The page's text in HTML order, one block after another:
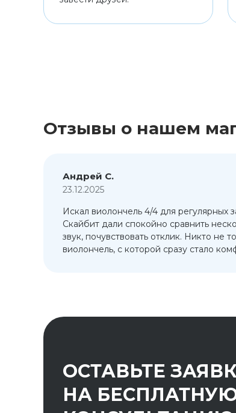
Отзывы о нашем
Андрей С.
23.12.2025
Искал виолончель 4/4 для регулярных
Скайбит дали спокойно сравнить
звук, почувствовать отклик. Никто не
виолончель, с которой сразу стало
ОСТАВЬТЕ
НА